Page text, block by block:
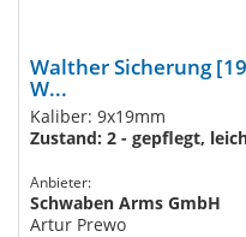
Walther Sicherung
W...
Kaliber: 9x19mm
Zustand: 2 - gepflegt,
Anbieter:
Schwaben Arms GmbH
Artur Prewo